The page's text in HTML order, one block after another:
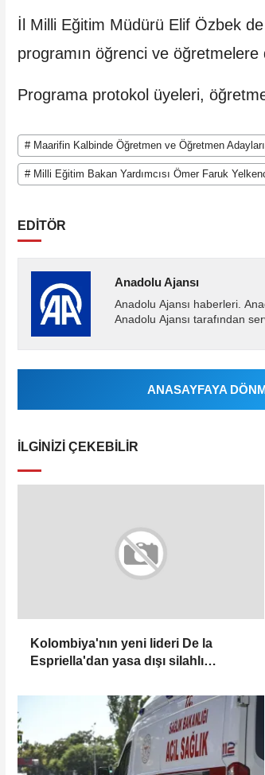
İl Milli Eğitim Müdürü Elif Özbek
programın öğrenci ve öğretmelere
Programa protokol üyeleri,
# Maarifin Kalbinde Öğretmen ve Öğretmen
# Milli Eğitim Bakan Yardımcısı Ömer Faruk
EDİTÖR
Anadolu Ajansı
Anadolu Ajansı haberleri.
Anadolu Ajansı tarafından
ANASAYFAYA
İLGINIZI ÇEKEBILIR
Kolombiya'nın yeni lideri De la
Espriella'dan yasa dışı silahlı